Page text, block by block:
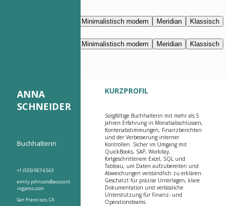
Minimalistisch modern Meridian
Klassisch
Minimalistisch modern Meridian
Klassisch
ANNA
SCHNEIDER
Buchhalterin
+1 (555) 987-6543
emily.johnson@account
ingpros.com
San Francisco, CA
KURZPROFIL
Sorgfältige Buchhalterin mit mehr als 5
Jahren Erfahrung in Monatsabschlüssen,
Kontenabstimmungen, Finanzberichten
und der Verbesserung interner
Kontrollen. Sicher im Umgang mit
QuickBooks, SAP, Workday,
fortgeschrittenem Excel, SQL und
Tableau, um Daten aufzubereiten und
Abweichungen verständlich zu erklären.
Geschätzt für präzise Unterlagen, klare
Dokumentation und verlässliche
Unterstützung für Finanz- und
Operationsteams.